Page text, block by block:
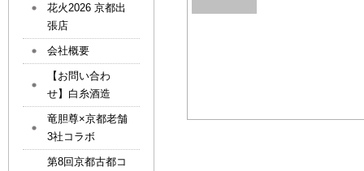
花火2026 京都出
張店
会社概要
【お問い合わ
せ】白糸酒造
竜胆尊×京都老舗
3社コラボ
第8回京都古都コ